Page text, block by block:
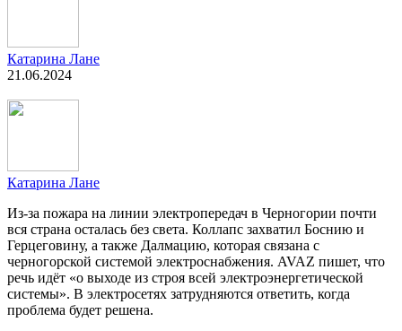
Катарина Лане
21.06.2024
Катарина Лане
Из-за пожара на линии электропередач в Черногории почти
вся страна осталась без света. Коллапс захватил Боснию и
Герцеговину, а также Далмацию, которая связана с
черногорской системой электроснабжения. AVAZ пишет, что
речь идёт «о выходе из строя всей электроэнергетической
системы». В электросетях затрудняются ответить, когда
проблема будет решена.